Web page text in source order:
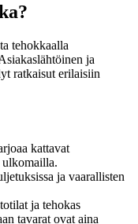
tehokkaalla
ja
ratkaisut erilaisiin
kattavat
ja vaarallisten
ja tehokas
tavarat ovat aina